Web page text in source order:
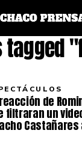
tagged
de
filtraran un